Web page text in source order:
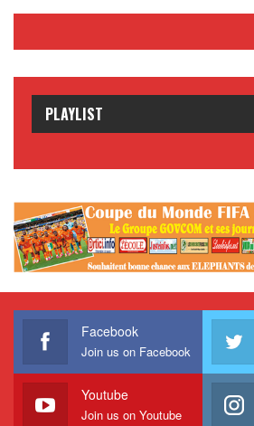
PLAYLIST
Facebook
Join us on Facebook
Youtube
Join us on Youtube